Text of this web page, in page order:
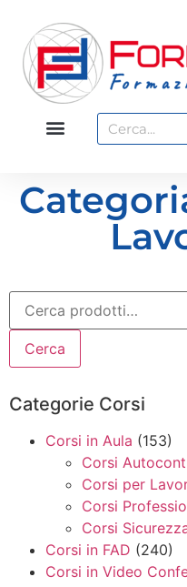
Cerca
Categorie Corsi
Corsi in Aula (153)
Corsi
Corsi per
Corsi
Corsi
Corsi in FAD (240)
Corsi in Video